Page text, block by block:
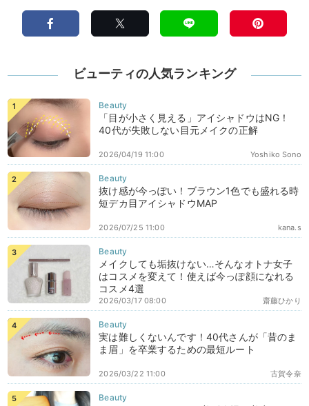
ビューティの人気ランキング
「目が小さく見える」アイシャドウはNG！
40代が失敗しない目元メイクの正解
Yoshiko Sono
2026/04/19 11:00
抜け感が今っぽい！ブラウン1色でも盛れる時
短デカ目アイシャドウMAP
kana.s
2026/07/25 11:00
メイクしても垢抜けない…そんなオトナ女子
はコスメを変えて！使えば今っぽ顔になれる
コスメ4選
齋藤ひかり
2026/03/17 08:00
実は難しくないんです！40代さんが「昔のま
ま眉」を卒業するための最短ルート
古賀令奈
2026/03/22 11:00